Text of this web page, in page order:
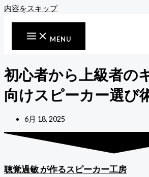
内容をスキップ
MENU
初心者から上級者の
向けスピーカー選び
6月 18, 2025
聴覚過敏が作るスピーカー工房